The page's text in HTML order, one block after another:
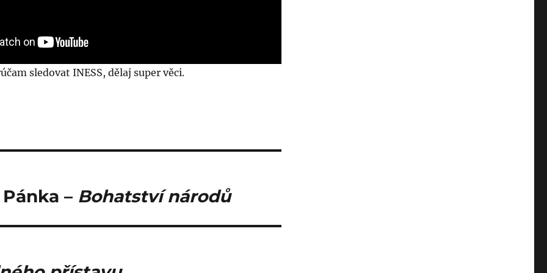
sledovat INESS, dělaj super věci.
– Bohatství národů